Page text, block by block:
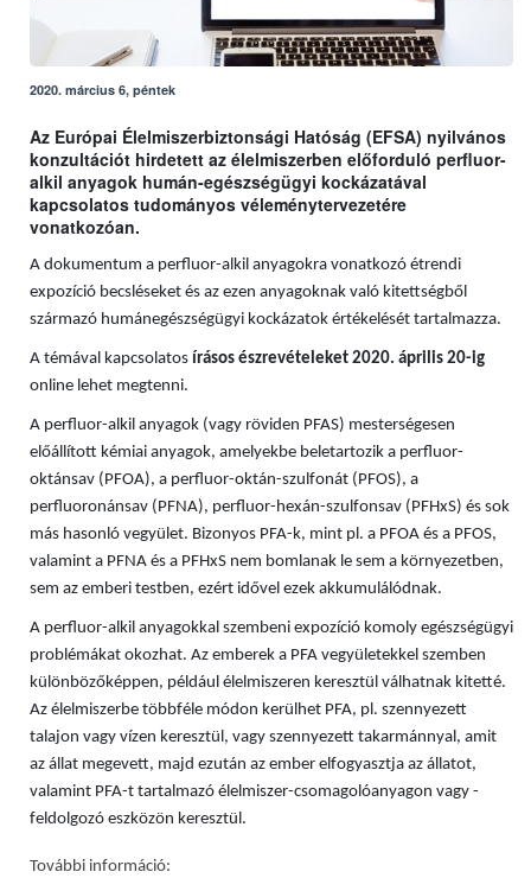
2020. március 6, péntek
Az Európai Élelmiszerbiztonsági Hatóság (EFSA) nyilvános
konzultációt hirdetett az élelmiszerben előforduló perfluor-
alkil anyagok humán-egészségügyi kockázatával
kapcsolatos tudományos véleménytervezetére
vonatkozóan.
A dokumentum a perfluor-alkil anyagokra vonatkozó étrendi
expozíció becsléseket és az ezen anyagoknak való kitettségből
származó humánegészségügyi kockázatok értékelését tartalmazza.
A témával kapcsolatos írásos észrevételeket 2020. április 20-ig
online lehet megtenni.
A perfluor-alkil anyagok (vagy röviden PFAS) mesterségesen
előállított kémiai anyagok, amelyekbe beletartozik a perfluor-
oktánsav (PFOA), a perfluor-oktán-szulfonát (PFOS), a
perfluoronánsav (PFNA), perfluor-hexán-szulfonsav (PFHxS) és sok
más hasonló vegyület. Bizonyos PFA-k, mint pl. a PFOA és a PFOS,
valamint a PFNA és a PFHxS nem bomlanak le sem a környezetben,
sem az emberi testben, ezért idővel ezek akkumulálódnak.
A perfluor-alkil anyagokkal szembeni expozíció komoly egészségügyi
problémákat okozhat. Az emberek a PFA vegyületekkel szemben
különbözőképpen, például élelmiszeren keresztül válhatnak kitetté.
Az élelmiszerbe többféle módon kerülhet PFA, pl. szennyezett
talajon vagy vízen keresztül, vagy szennyezett takarmánnyal, amit
az állat megevett, majd ezután az ember elfogyasztja az állatot,
valamint PFA-t tartalmazó élelmiszer-csomagolóanyagon vagy -
feldolgozó eszközön keresztül.
További információ: